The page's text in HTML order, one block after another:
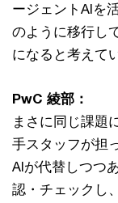
ージェントAIを
のように移行し
になると考えて
PwC 綾部：
まさに同じ課題
手スタッフが担
AIが代替しつつ
認・チェックし